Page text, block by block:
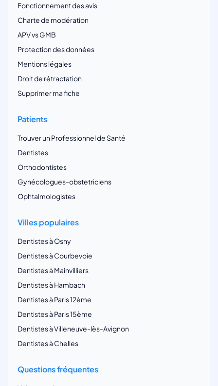
Fonctionnement des avis
Charte de modération
APV vs GMB
Protection des données
Mentions légales
Droit de rétractation
Supprimer ma fiche
Patients
Trouver un Professionnel de Santé
Dentistes
Orthodontistes
Gynécologues-obstetriciens
Ophtalmologistes
Villes populaires
Dentistes à Osny
Dentistes à Courbevoie
Dentistes à Mainvilliers
Dentistes à Hambach
Dentistes à Paris 12ème
Dentistes à Paris 15ème
Dentistes à Villeneuve-lès-Avignon
Dentistes à Chelles
Questions fréquentes